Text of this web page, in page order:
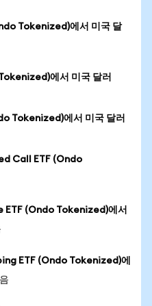
Tokenized)에서 미국 달
에서 미국 달러
Tokenized)에서 미국 달러
Call ETF (Ondo
(Ondo Tokenized)에서
ETF (Ondo Tokenized)에